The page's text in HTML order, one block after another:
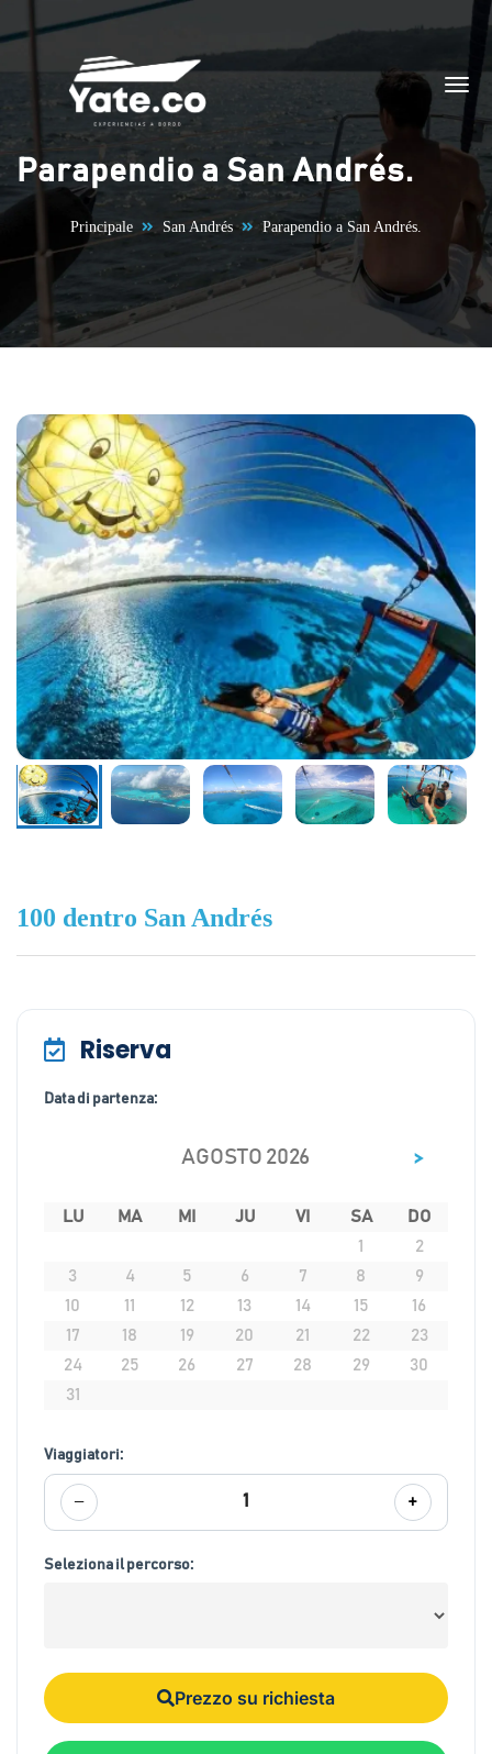
Vai al contenuto
Parapendio a San Andrés.
Principale San Andrés Parapendio a San Andrés.
100 dentro San Andrés
Riserva
Data di partenza:
AGOSTO 2026 >
LU MA MI JU VI SA
DO
1
2
3
4 5 6 7 8
9
10
11 12 13 14 15
16
17
18 19 20 21 22
23
24
25 26 27 28 29
30
31
Viaggiatori:
− 1 +
Seleziona il percorso:
Prezzo su richiesta